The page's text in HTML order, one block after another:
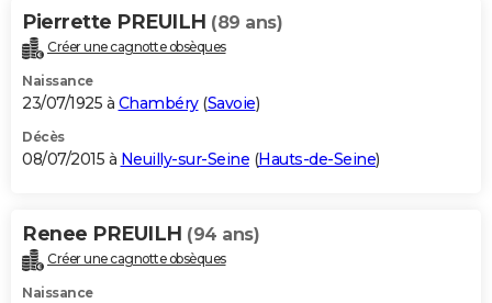
Pierrette PREUILH (89 ans)
Créer une cagnotte obsèques
Naissance
23/07/1925 à Chambéry(Savoie)
Décès
08/07/2015 à Neuilly-sur-Seine (Hauts-de-Seine)
Renee PREUILH (94 ans)
Créer une cagnotte obsèques
Naissance